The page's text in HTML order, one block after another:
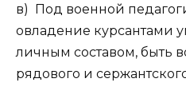
в) Под военной
овладение курсантами
личным составом, быть
рядового и